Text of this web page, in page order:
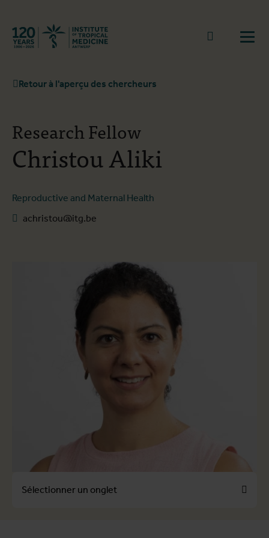
Retourner à la page d'accueil
go to
Retour à l'aperçu des chercheurs
Christou Aliki
Research Fellow
Reproductive and Maternal Health
achristou@itg.be
Sélectionner un onglet